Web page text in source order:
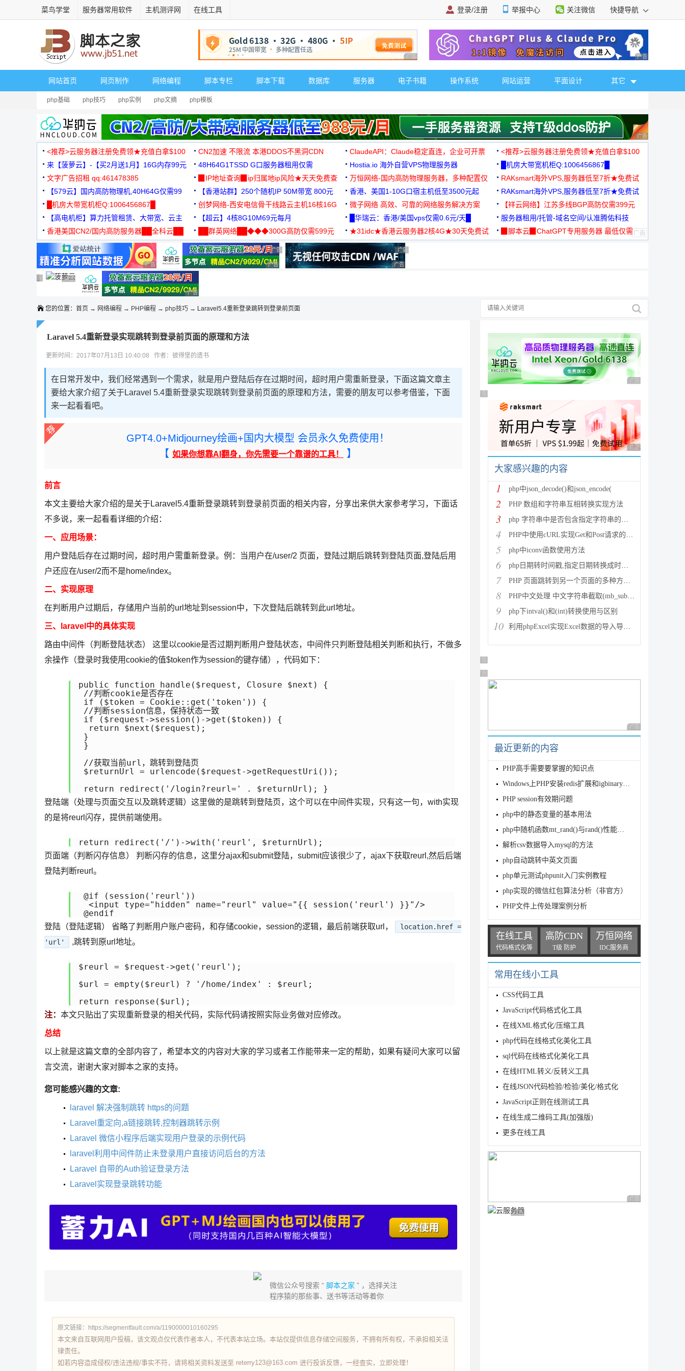
菜鸟学堂 服务器常用软件 主机测评网 在线工具 登录/注册 举报中心 关注微信 快捷导航
广告 商业广告，理性选择 广告 商业广告，理
网站首页 网页制作 网络编程 脚本专栏 脚本下载 数据库 服务器 电子书籍 操作系统 网站运营 平面设计 其它
php基础 php技巧 php实例 php文摘 php模板
广告 商业广告，理
<推荐>云服务器注册免费领★充值白拿$100 CN2加速 不限流 本港DDOS不黑洞CDN ClaudeAPI：Claude稳定直连，企业可开票
<推荐>云服务器注册免费领★充值白拿$100
来【菠萝云】-【买2月送1月】16G内存99元
48H64G1TSSD G口服务器租用仅需
3000+可免费测试
Hostia.io 海外自营VPS物理服务器
█机房大带宽机柜Q:1006456867█
文字广告招租 qq:461478385
▉IP地址查询▉ip归属地ip风险★天天免费查
万恒网络-国内高防物理服务器，多种配置仅
99元/月起
RAKsmart海外VPS,服务器低至7折★免费试
用★
【579云】国内高防物理机,40H64G仅需99
元
【香港站群】250个随机IP 50M带宽 800元 香港、美国1-10G口宿主机低至3500元起
RAKsmart海外VPS,服务器低至7折★免费试
用★
█机房大带宽机柜Q:1006456867█
创梦网络-西安电信骨干线路云主机16核16G
88元/月
微子网络 高效、可靠的网络服务解决方案
【祥云网络】江苏多线BGP高防仅需399元
【高电机柜】算力托管租赁、大带宽、云主
机
【超云】4核8G10M69元每月 █华瑞云：香港/美国vps仅需0.6元/天█
服务器租用/托管-域名空间/认准腾佑科技
香港美国CN2/国内高防服务器██全科云██
██群英网络██◆◆◆300G高防仅需599元
◆◆◆
★31idc★香港云服务器2核4G★30天免费试
用◆
▉脚本云▉ChatGPT专用服务器 最低仅需
广告 商业广告，理性选择 广告 商业广告，理性选择
广告 商业广告，理性选择
广告 商业广告，理性选择
广告 商业广告，理性选择
广告 商业广告，理性选择
广告 商业广告，理性选择
广告 商业广告，理性选择广告 商业广告，理性选择
广告 商业广告，理性选择
您的位置： 首页 → 网络编程 → PHP编程 → php技巧 → Laravel5.4重新登录跳转到登录前页面
Laravel 5.4重新登录实现跳转到登录前页面的原理和方法
更新时间：2017年07月13日 10:40:08 作者：彼得堡的遗书
在日常开发中，我们经常遇到一个需求，就是用户登陆后存在过期时间，超时用户需重新登录，下面这篇文章主
要给大家介绍了关于Laravel 5.4重新登录实现跳转到登录前页面的原理和方法，需要的朋友可以参考借鉴，下面
来一起看看吧。
GPT4.0+Midjourney绘画+国内大模型 会员永久免费使用！
【 如果你想靠AI翻身，你先需要一个靠谱的工具！ 】
前言
本文主要给大家介绍的是关于Laravel5.4重新登录跳转到登录前页面的相关内容，分享出来供大家参考学习，下面话
不多说，来一起看看详细的介绍：
一、应用场景：
用户登陆后存在过期时间，超时用户需重新登录。例：当用户在/user/2 页面，登陆过期后跳转到登陆页面,登陆后用
户还应在/user/2而不是home/index。
二、实现原理
在判断用户过期后，存储用户当前的url地址到session中，下次登陆后跳转到此url地址。
三、laravel中的具体实现
路由中间件（判断登陆状态） 这里以cookie是否过期判断用户登陆状态，中间件只判断登陆相关判断和执行，不做多
余操作（登录时我使用cookie的值$token作为session的键存储），代码如下：
public function handle($request, Closure $next) {
//判断cookie是否存在
if ($token = Cookie::get('token')) {
//判断session信息，保持状态一致
if ($request->session()->get($token)) {
  return $next($request);
}
}
//获取当前url，跳转到登陆页
$returnUrl = urlencode($request->getRequestUri());
return redirect('/login?reurl=' . $returnUrl); }
登陆端（处理与页面交互以及跳转逻辑）这里做的是跳转到登陆页，这个可以在中间件实现，只有这一句，with实现
的是将reurl闪存，提供前端使用。
return redirect('/')->with('reurl', $returnUrl);
页面端（判断闪存信息） 判断闪存的信息，这里分ajax和submit登陆，submit应该很少了，ajax下获取reurl,然后后端
登陆判断reurl。
@if (session('reurl'))
  <input type="hidden" name="reurl" value="{{ session('reurl') }}"/>
@endif
登陆（登陆逻辑） 省略了判断用户账户密码，和存储cookie，session的逻辑，最后前端获取url，
location.href =
'url'
,跳转到原url地址。
$reurl = $request->get('reurl');
$url = empty($reurl) ? '/home/index' : $reurl;
return response($url);
注： 本文只贴出了实现重新登录的相关代码，实际代码请按照实际业务做对应修改。
总结
以上就是这篇文章的全部内容了，希望本文的内容对大家的学习或者工作能带来一定的帮助，如果有疑问大家可以留
言交流，谢谢大家对脚本之家的支持。
您可能感兴趣的文章:
laravel 解决强制跳转 https的问题
Laravel重定向,a链接跳转,控制器跳转示例
Laravel 微信小程序后端实现用户登录的示例代码
laravel利用中间件防止未登录用户直接访问后台的方法
Laravel 自带的Auth验证登录方法
Laravel实现登录跳转功能
微信公众号搜索 “脚本之家 ” ，选择关注
程序猿的那些事、送书等活动等着你
原文链接：https://segmentfault.com/a/1190000010160295
本文来自互联网用户投稿，该文观点仅代表作者本人，不代表本站立场。本站仅提供信息存储空间服务，不拥有所有权，不承担相关法
律责任。
如若内容造成侵权/违法违规/事实不符，请将相关资料发送至 reterry123@163.com 进行投诉反馈，一经查实，立即处理！
广告 商业广告，理性
广告 商业广告，理性选择
广告 商业广告，理性
大家感兴趣的内容
1 php中json_decode()和json_encode(
2 PHP 数组和字符串互相转换实现方法
3 php 字符串中是否包含指定字符串的多种方法
4 PHP中使用cURL实现Get和Post请求的方法
5 php中iconv函数使用方法
6 php日期转时间戳,指定日期转换成时间戳
7 PHP 页面跳转到另一个页面的多种方法方法总结
8 PHP中文处理 中文字符串截取(mb_substr)和获取中
9 php下intval()和(int)转换使用与区别
10 利用phpExcel实现Excel数据的导入导出(全步骤详细
广告 商业广告，理性选择
广告 商业广告，理性选择
广告 商业广告，理性
最近更新的内容
PHP高手需要要掌握的知识点
Windows上PHP安装redis扩展和igbinary扩展
PHP session有效期问题
php中的静态变量的基本用法
php中随机函数mt_rand()与rand()性能对比分析
解析csv数据导入mysql的方法
php自动跳转中英文页面
php单元测试phpunit入门实例教程
php实现的微信红包算法分析（非官方）
PHP文件上传处理案例分析
在线工具
代码格式化等
高防CDN
T级 防护
万恒网络
IDC服务商
常用在线小工具
CSS代码工具
JavaScript代码格式化工具
在线XML格式化/压缩工具
php代码在线格式化美化工具
sql代码在线格式化美化工具
在线HTML转义/反转义工具
在线JSON代码检验/检验/美化/格式化
JavaScript正则在线测试工具
在线生成二维码工具(加强版)
更多在线工具
广告 商业广告，理性
广告 商业广告，理性选择